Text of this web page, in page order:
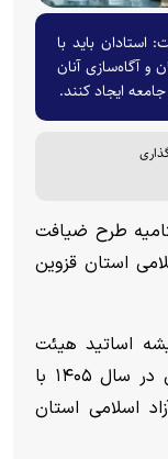
استادان باید با
و آگاه‌سازی آنان
ایجاد کنند.
طرح ضیافت
استان قزوین
اساتید هیئت
علمی دانشگاه آزاد اسلامی استان قزوین در سال ۱۴۰۵ با
اسلامی استان